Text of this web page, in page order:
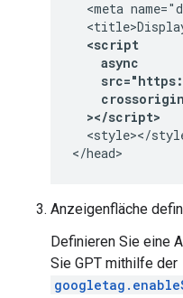
<meta
  <script
    async
  ></script>
<style></
</head>
Anzeigenfläche
Definieren Sie eine
Sie GPT mithilfe der